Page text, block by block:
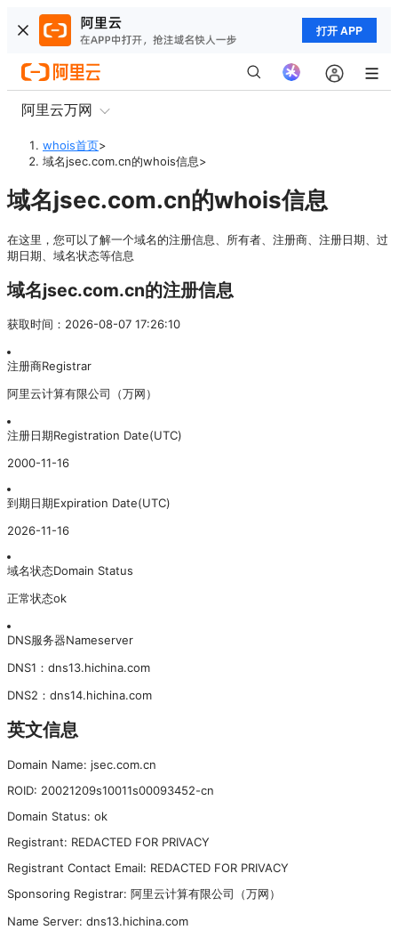
打开 APP
阿里云万网
whois首页>
域名jsec.com.cn的whois信息>
域名jsec.com.cn的whois信息
在这里，您可以了解一个域名的注册信息、所有者、注册商、注册日期、过
期日期、域名状态等信息
域名jsec.com.cn的注册信息
获取时间 ： 2026-08-07 17:26:10
注册商Registrar
阿里云计算有限公司（万网）
注册日期Registration Date(UTC)
2000-11-16
到期日期Expiration Date(UTC)
2026-11-16
域名状态Domain Status
正常状态ok
DNS服务器Nameserver
DNS1 ： dns13.hichina.com
DNS2 ： dns14.hichina.com
英文信息
Domain Name: jsec.com.cn
ROID: 20021209s10011s00093452-cn
Domain Status: ok
Registrant: REDACTED FOR PRIVACY
Registrant Contact Email: REDACTED FOR PRIVACY
Sponsoring Registrar: 阿里云计算有限公司（万网）
Name Server: dns13.hichina.com